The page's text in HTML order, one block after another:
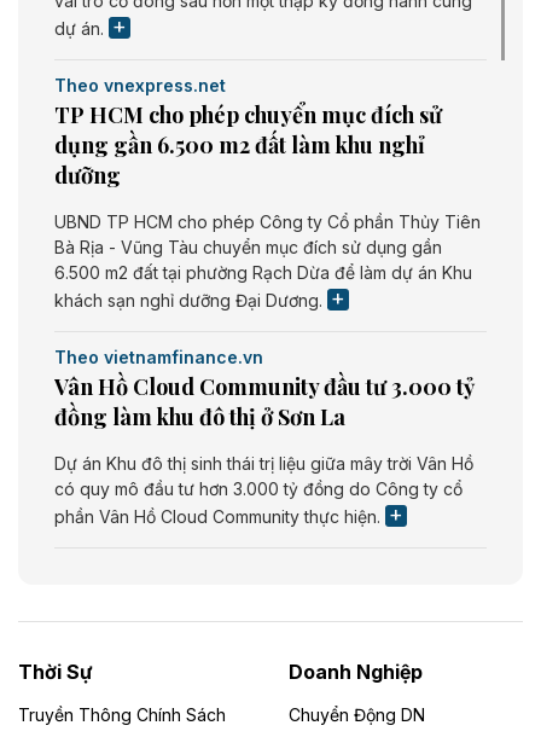
dự án.
Theo vnexpress.net
TP HCM cho phép chuyển mục đích sử
dụng gần 6.500 m2 đất làm khu nghỉ
dưỡng
UBND TP HCM cho phép Công ty Cổ phần Thủy Tiên
Bà Rịa - Vũng Tàu chuyển mục đích sử dụng gần
6.500 m2 đất tại phường Rạch Dừa để làm dự án Khu
khách sạn nghỉ dưỡng Đại Dương.
Theo vietnamfinance.vn
Vân Hồ Cloud Community đầu tư 3.000 tỷ
đồng làm khu đô thị ở Sơn La
Dự án Khu đô thị sinh thái trị liệu giữa mây trời Vân Hồ
có quy mô đầu tư hơn 3.000 tỷ đồng do Công ty cổ
phần Vân Hồ Cloud Community thực hiện.
Dự án Nhà máy xử lý rác và phát điện Bắc Giang do
Công ty TNHH Năng lượng môi trường Bắc Giang làm
Thời Sự
Truyền Thông Chính Sách
Doanh Nghiệp
Chuyển Động DN